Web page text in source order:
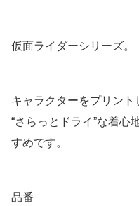
仮面ライダーシリーズ。
キャラクターをプリント
“さらっとドライ”な着心
すめです。
品番